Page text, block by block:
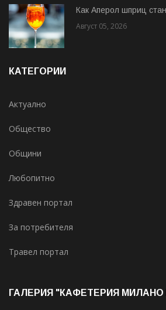
Как Аперол шприц
Август 05, 2026
КАТЕГОРИИ
Актуално
Общество
Общини
Любопитно
Здравен портал
За потребителя
Травел портал
ГАЛЕРИЯ "КАФЕТЕРИЯ